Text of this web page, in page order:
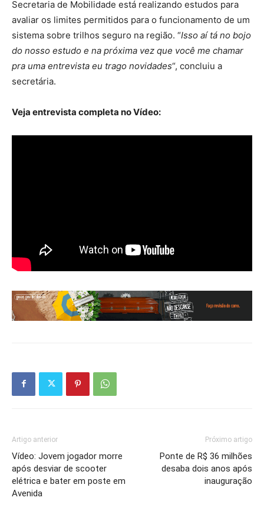
Secretaria de Mobilidade está realizando estudos para
avaliar os limites permitidos para o funcionamento de um
sistema sobre trilhos seguro na região. “Isso aí tá no bojo
do nosso estudo e na próxima vez que você me chamar
pra uma entrevista eu trago novidades“, concluiu a
secretária.
Veja entrevista completa no Vídeo:
Artigo anterior
Vídeo: Jovem jogador morre
após desviar de scooter
elétrica e bater em poste em
Avenida
Próximo artigo
Ponte de R$ 36 milhões
desaba dois anos após
inauguração